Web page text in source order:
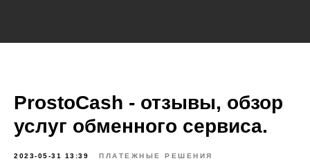
ProstoCash - отзывы, обзор
услуг обменного сервиса.
2023-05-31 13:39 ПЛАТЕЖНЫЕ РЕШЕНИЯ